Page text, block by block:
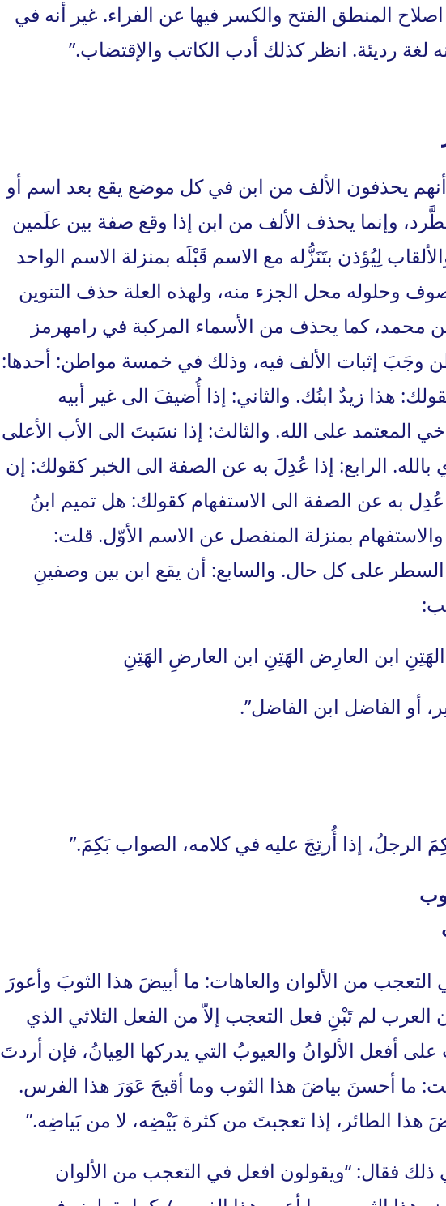
المنطق الفتح والكسر فيها عن الفراء. غير أنه في
رديئة. انظر كذلك أدب الكاتب والإقتضاب.”
يحذفون الألف من ابن في كل موضع يقع بعد اسم أو
وإنما يحذف الألف من ابن إذا وقع صفة بين علَمين
لِيُؤذن بتَنَزُّله مع الاسم قَبْلَه بمنزلة الاسم الواحد
وحلوله محل الجزء منه، ولهذه العلة حذف التنوين
محمد، كما يحذف من الأسماء المركبة في رامهرمز
وجَبَ إثبات الألف فيه، وذلك في خمسة مواطن: أحدها:
هذا زيدٌ ابنُك. والثاني: إذا أُضيفَ الى غير أبيه
المعتمد على الله. والثالث: إذا نسَبتَ الى الأب الأعلى
الرابع: إذا عُدِلَ به عن الصفة الى الخبر كقولك: إن
به عن الصفة الى الاستفهام كقولك: هل تميم ابنُ
بمنزلة المنفصل عن الاسم الأوّل. قلت:
على كل حال. والسابع: أن يقع ابن بين وصفينِ
ابن العارِض الهَتِنِ ابن العارضِ الهَتِنِ
أو الفاضل ابن الفاضل”.
الرجلُ، إذا أُرتِجَ عليه في كلامه، الصواب بَكِمَ.”
من الألوان والعاهات: ما أبيضَ هذا الثوبَ وأعورَ
لم تَبْنِ فعل التعجب إلاّ من الفعل الثلاثي الذي
أفعل الألوانُ والعيوبُ التي يدركها العِيانُ، فإن أردتَ
ما أحسنَ بياضَ هذا الثوب وما أقبحَ عَوَرَ هذا الفرس.
هذا الطائر، إذا تعجبتَ من كثرة بَيْضِه، لا من بَياضِه.”
ذلك فقال: “ويقولون افعل في التعجب من الألوان